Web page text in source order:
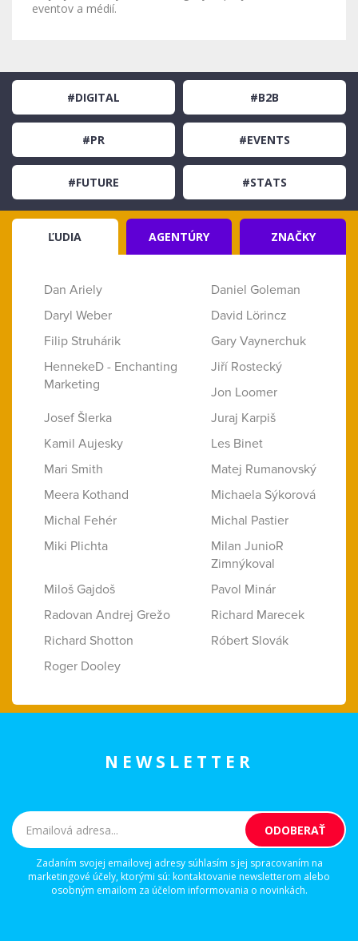
eventov a médií.
#DIGITAL #B2B
#PR #EVENTS
#FUTURE #STATS
ĽUDIA AGENTÚRY ZNAČKY
Dan Ariely
Daniel Goleman
Daryl Weber
David Lörincz
Filip Struhárik
Gary Vaynerchuk
HennekeD - Enchanting
Marketing
Jiří Rostecký
Jon Loomer
Josef Šlerka
Juraj Karpiš
Kamil Aujesky
Les Binet
Mari Smith
Matej Rumanovský
Meera Kothand
Michaela Sýkorová
Michal Fehér
Michal Pastier
Miki Plichta
Milan JunioR
Zimnýkoval
Miloš Gajdoš
Pavol Minár
Radovan Andrej Grežo
Richard Marecek
Richard Shotton
Róbert Slovák
Roger Dooley
NEWSLETTER
Zadaním svojej emailovej adresy súhlasím s jej spracovaním na
marketingové účely, ktorými sú: kontaktovanie newsletterom alebo
osobným emailom za účelom informovania o novinkách.